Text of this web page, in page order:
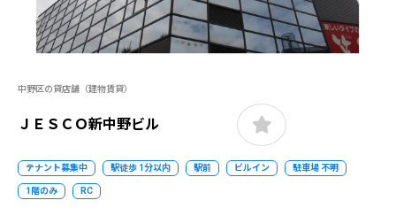
中野区の貸店舗（建物賃貸）
ＪＥＳＣＯ新中野ビル
テナント募集中 駅徒歩 1分以内 駅前 ビルイン 駐車場 不明
1階のみ RC